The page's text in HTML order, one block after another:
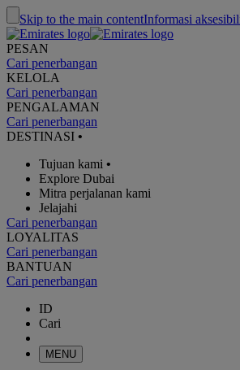
Skip to the main contentInformasi
PESAN
Cari penerbangan
KELOLA
Cari penerbangan
PENGALAMAN
Cari penerbangan
DESTINASI •
Tujuan kami •
Explore Dubai
Mitra perjalanan kami
Jelajahi
Cari penerbangan
LOYALITAS
Cari penerbangan
BANTUAN
Cari penerbangan
ID
Cari
MENU